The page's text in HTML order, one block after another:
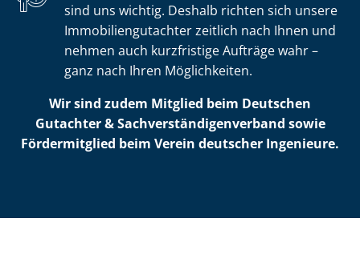
sind uns wichtig. Deshalb richten sich unsere
Im­mo­bi­li­en­gut­ach­ter zeitlich nach Ihnen und
nehmen auch kurzfristige Aufträge wahr –
ganz nach Ihren Möglichkeiten.
Wir sind zudem Mitglied beim Deutschen
Gutachter & Sach­ver­stän­di­gen­ver­band sowie
Fördermitglied beim Verein deutscher Ingenieure.